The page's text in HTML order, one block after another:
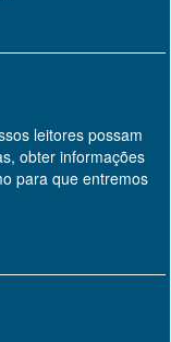
leitores possam
obter informações
para que entremos